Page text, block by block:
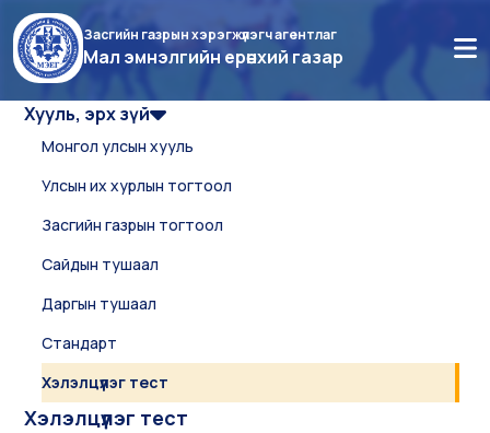
Засгийн газрын хэрэгжүүлэгч агентлаг
Мал эмнэлгийн ерөнхий газар
Хууль, эрх зүй
Монгол улсын хууль
Улсын их хурлын тогтоол
Засгийн газрын тогтоол
Сайдын тушаал
Даргын тушаал
Стандарт
Хэлэлцүүлэг тест
Хэлэлцүүлэг тест